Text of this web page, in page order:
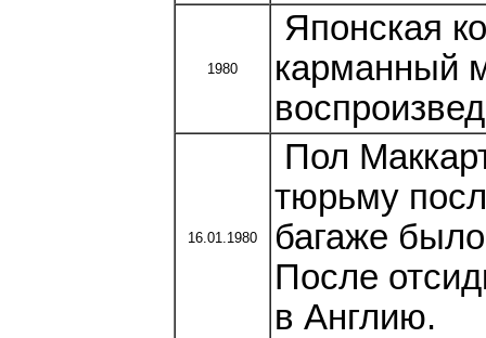
1980
Японская
карманный
16.01.1980
Пол
тюрьму
багаже
После
в Англию.